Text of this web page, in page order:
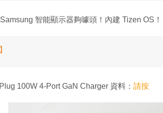
Samsung 智能顯示器夠噱頭！內建 Tizen OS！
100W 4-Port GaN Charger 資料： 請按